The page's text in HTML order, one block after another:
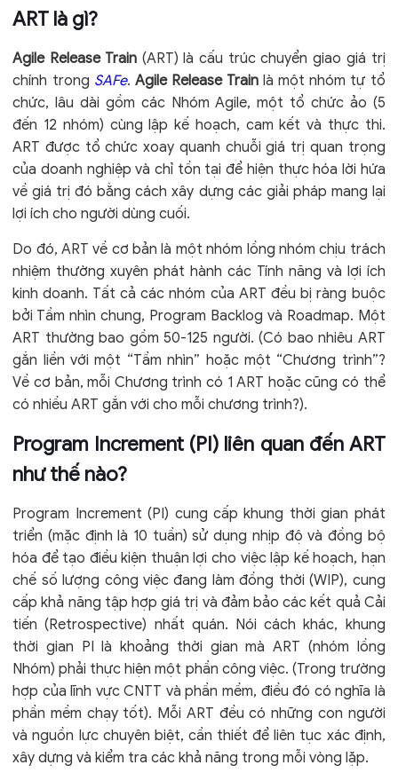
ART là gì?
Agile Release Train(ART) là cấu trúc chuyển giao giá trị
chính trong SAFe.Agile Release Trainlà một nhóm tự tổ
chức, lâu dài gồm các Nhóm Agile, một tổ chức ảo (5
đến 12 nhóm) cùng lập kế hoạch, cam kết và thực thi.
ART được tổ chức xoay quanh chuỗi giá trị quan trọng
của doanh nghiệp và chỉ tồn tại để hiện thực hóa lời hứa
về giá trị đó bằng cách xây dựng các giải pháp mang lại
lợi ích cho người dùng cuối.
Do đó, ART về cơ bản là một nhóm lồng nhóm chịu trách
nhiệm thường xuyên phát hành các Tính năng và lợi ích
kinh doanh. Tất cả các nhóm của ART đều bị ràng buộc
bởi Tầm nhìn chung, Program Backlog và Roadmap. Một
ART thường bao gồm 50-125 người. (Có bao nhiêu ART
gắn liền với một “Tầm nhìn” hoặc một “Chương trình”?
Về cơ bản, mỗi Chương trình có 1 ART hoặc cũng có thể
có nhiều ART gắn với cho mỗi chương trình?).
Program Increment (PI) liên quan đến ART
như thế nào?
Program Increment (PI) cung cấp khung thời gian phát
triển (mặc định là 10 tuần) sử dụng nhịp độ và đồng bộ
hóa để tạo điều kiện thuận lợi cho việc lập kế hoạch, hạn
chế số lượng công việc đang làm đồng thời (WIP), cung
cấp khả năng tập hợp giá trị và đảm bảo các kết quả Cải
tiến (Retrospective) nhất quán. Nói cách khác, khung
thời gian PI là khoảng thời gian mà ART (nhóm lồng
Nhóm) phải thực hiện một phần công việc. (Trong trường
hợp của lĩnh vực CNTT và phần mềm, điều đó có nghĩa là
phần mềm chạy tốt). Mỗi ART đều có những con người
và nguồn lực chuyên biệt, cần thiết để liên tục xác định,
xây dựng và kiểm tra các khả năng trong mỗi vòng lặp.